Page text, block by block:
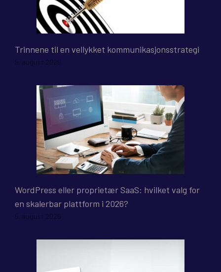
Trinnene til en vellykket kommunikasjonsstrategi
5. august 2026
WordPress eller proprietær SaaS: hvilket valg for
en skalerbar plattform i 2026?
5. august 2026